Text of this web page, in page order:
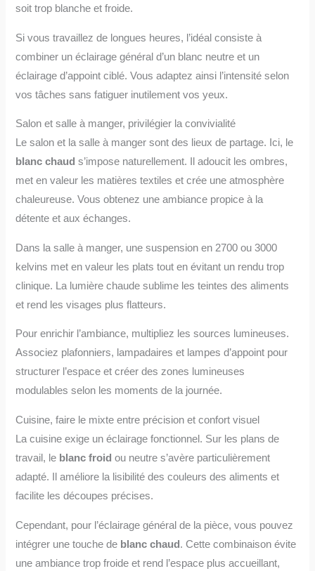
soit trop blanche et froide.
Si vous travaillez de longues heures, l’idéal consiste à
combiner un éclairage général d’un blanc neutre et un
éclairage d’appoint ciblé. Vous adaptez ainsi l’intensité selon
vos tâches sans fatiguer inutilement vos yeux.
Salon et salle à manger, privilégier la convivialité
Le salon et la salle à manger sont des lieux de partage. Ici, le
blanc chaud s’impose naturellement. Il adoucit les ombres,
met en valeur les matières textiles et crée une atmosphère
chaleureuse. Vous obtenez une ambiance propice à la
détente et aux échanges.
Dans la salle à manger, une suspension en 2700 ou 3000
kelvins met en valeur les plats tout en évitant un rendu trop
clinique. La lumière chaude sublime les teintes des aliments
et rend les visages plus flatteurs.
Pour enrichir l’ambiance, multipliez les sources lumineuses.
Associez plafonniers, lampadaires et lampes d’appoint pour
structurer l’espace et créer des zones lumineuses
modulables selon les moments de la journée.
Cuisine, faire le mixte entre précision et confort visuel
La cuisine exige un éclairage fonctionnel. Sur les plans de
travail, le blanc froid ou neutre s’avère particulièrement
adapté. Il améliore la lisibilité des couleurs des aliments et
facilite les découpes précises.
Cependant, pour l’éclairage général de la pièce, vous pouvez
intégrer une touche de blanc chaud. Cette combinaison évite
une ambiance trop froide et rend l’espace plus accueillant,